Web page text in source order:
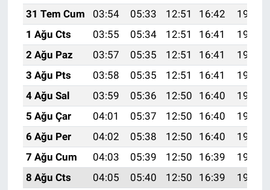
31 Tem Cum
03:54 05:33 12:51 16:42
19:59
1 Ağu Cts
03:55 05:34 12:51 16:41
19:58
2 Ağu Paz
03:57 05:35 12:51 16:41
19:57
3 Ağu Pts
03:58 05:35 12:51 16:41
19:56
4 Ağu Sal
03:59 05:36 12:50 16:40
19:55
5 Ağu Çar
04:01 05:37 12:50 16:40
19:54
6 Ağu Per
04:02 05:38 12:50 16:40
19:53
7 Ağu Cum
04:03 05:39 12:50 16:39
19:51
8 Ağu Cts
04:05 05:40 12:50 16:39
19:50